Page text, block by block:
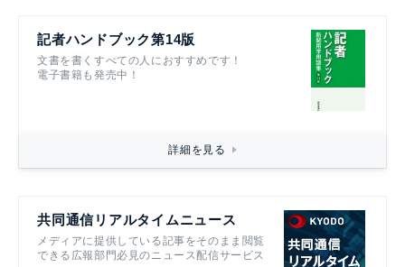
記者ハンドブック第14版
文書を書くすべての人におすすめです！
電子書籍も発売中！
詳細を見る
共同通信リアルタイムニュース
メディアに提供している記事をそのまま閲覧
できる広報部門必見のニュース配信サービス